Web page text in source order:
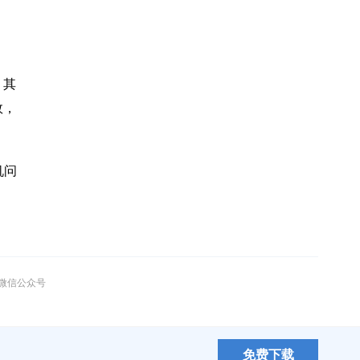
其
问
免费下载
信公众号